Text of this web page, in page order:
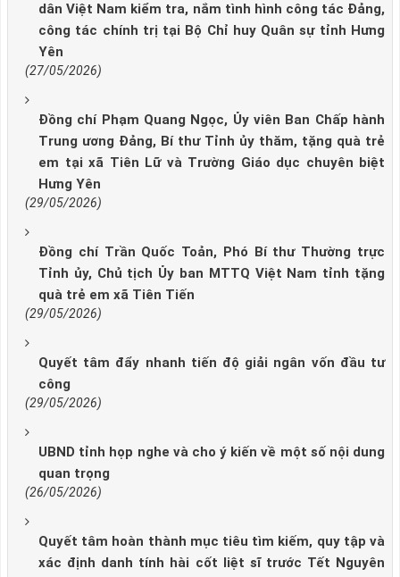
dân Việt Nam kiểm tra, nắm tình hình công tác Đảng,
công tác chính trị tại Bộ Chỉ huy Quân sự tỉnh Hưng
Yên
(27/05/2026)
Đồng chí Phạm Quang Ngọc, Ủy viên Ban Chấp hành
Trung ương Đảng, Bí thư Tỉnh ủy thăm, tặng quà trẻ
em tại xã Tiên Lữ và Trường Giáo dục chuyên biệt
Hưng Yên
(29/05/2026)
Đồng chí Trần Quốc Toản, Phó Bí thư Thường trực
Tỉnh ủy, Chủ tịch Ủy ban MTTQ Việt Nam tỉnh tặng
quà trẻ em xã Tiên Tiến
(29/05/2026)
Quyết tâm đẩy nhanh tiến độ giải ngân vốn đầu tư
công
(29/05/2026)
UBND tỉnh họp nghe và cho ý kiến về một số nội dung
quan trọng
(26/05/2026)
Quyết tâm hoàn thành mục tiêu tìm kiếm, quy tập và
xác định danh tính hài cốt liệt sĩ trước Tết Nguyên